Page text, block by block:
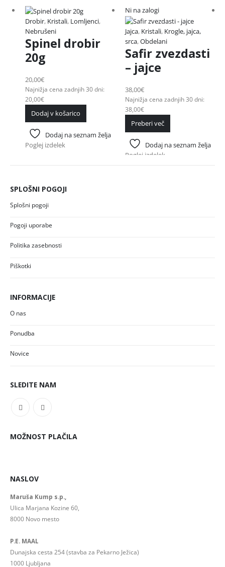
Drobir, Kristali, Lomljenci,
Nebrušeni
Spinel drobir
20g
20,00€
Najnižja cena zadnjih 30 dni:
20,00€
Dodaj v košarico
Dodaj na seznam želja
Poglej izdelek
Ni na zalogi
Jajca, Kristali, Krogle, jajca,
srca,Obdelani
Safir zvezdasti
– jajce
38,00€
Najnižja cena zadnjih 30 dni:
38,00€
Preberi več
Dodaj na seznam želja
Poglej izdelek
SPLOŠNI POGOJI
Splošni pogoji
Pogoji uporabe
Politika zasebnosti
Piškotki
INFORMACIJE
O nas
Ponudba
Novice
SLEDITE NAM
MOŽNOST PLAČILA
NASLOV
Maruša Kump s.p.,
Ulica Marjana Kozine 60,
8000 Novo mesto
P.E. MAAL
Dunajska cesta 254 (stavba za Pekarno Ježica)
1000 Ljubljana